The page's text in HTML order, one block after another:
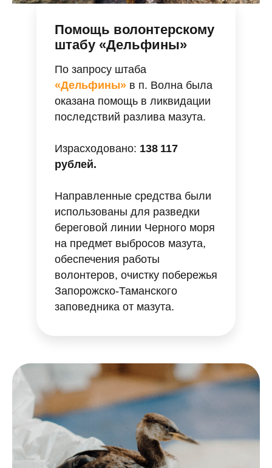
Помощь волонтерскому
штабу «Дельфины»
По запросу штаба
«Дельфины» в п. Волна была
оказана помощь в ликвидации
последствий разлива мазута.
Израсходовано: 138 117
рублей.
Направленные средства были
использованы для разведки
береговой линии Черного моря
на предмет выбросов мазута,
обеспечения работы
волонтеров, очистку побережья
Запорожско-Таманского
заповедника от мазута.
ОСТАВЬТЕ СВОЮ ПОЧТУ, ЧТОБЫ
ПОДПИСАТЬСЯ НА РАССЫЛКУ.
ОБЕЩАЕМ ПРИСЫЛАТЬ ТОЛЬКО
ВАЖНЫЕ ПИСЬМА.
соглашение с обработкой персональных данных